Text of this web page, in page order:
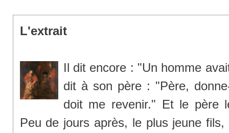
L'extrait
Il dit encore : "Un homme
dit à son père : "Père,
doit me revenir." Et le père
Peu de jours après, le plus jeune